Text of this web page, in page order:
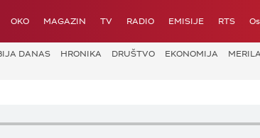
OKO MAGAZIN TV RADIO EMISIJE RTS
DANAS HRONIKA DRUŠTVO EKONOMIJA